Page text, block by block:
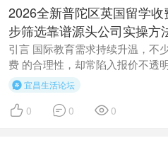
2026全新普陀区英国留学
步筛选靠谱源头公司实操方
引言 国际教育需求持续升温，不
费 的合理性，却常陷入报价不透
宜昌生活论坛
 0  0  0